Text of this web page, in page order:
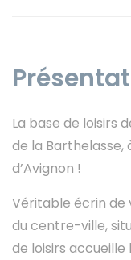
Instagram
La base de loisirs
de la Barthelasse,
d’Avignon !
Véritable écrin de
du centre-ville,
de loisirs accueille